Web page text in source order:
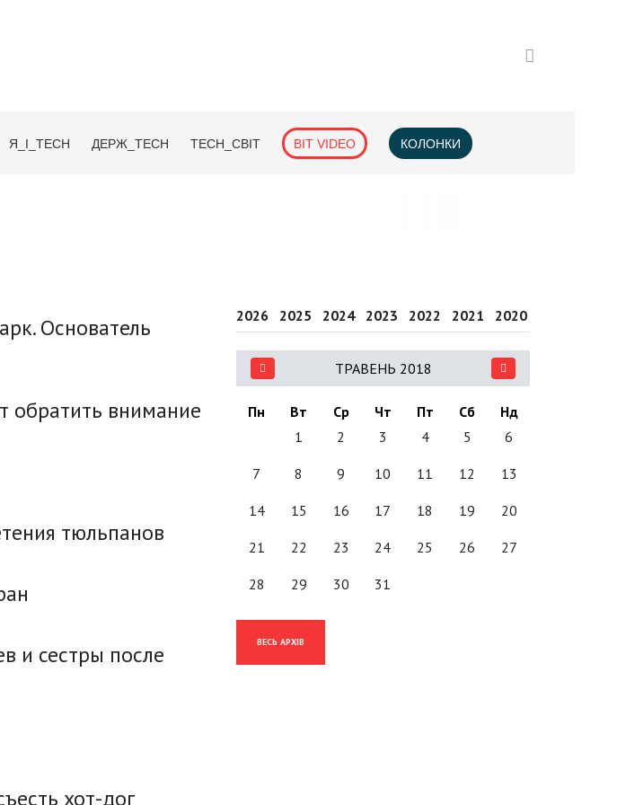
Я_І_TECH ДЕРЖ_TECH TECH_СВІТ BIT VIDEO КОЛОНКИ
Основатель
обратить внимание
тюльпанов
и сестры после
хот-дог
2026 2025 2024 2023 2022 2021 2020
ТРАВЕНЬ 2018
Пн Вт Ср Чт Пт Сб
Нд
1
2 3 4 5 6
7 8 9 10 11 12 13
14 15 16 17 18 19 20
21 22 23 24 25 26 27
28 29 30 31
ВЕСЬ АРХІВ